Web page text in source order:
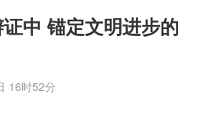
中 锚定文明进步的
16时52分